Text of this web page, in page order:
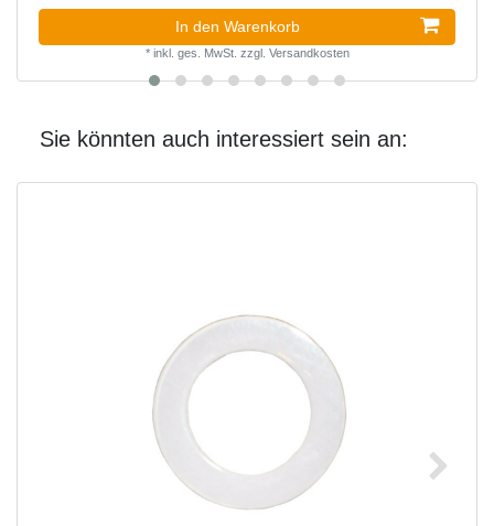
In den Warenkorb
* inkl. ges. MwSt. zzgl. Versandkosten
Sie könnten auch interessiert sein an: